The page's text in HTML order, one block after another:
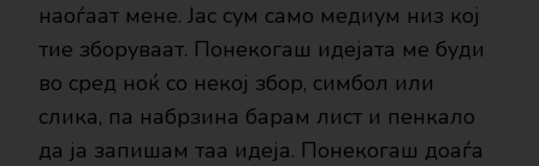
наоѓаат мене. Јас сум само медиум низ кој
тие зборуваат. Понекогаш идејата ме буди
во сред ноќ со некој збор, симбол или
слика, па набрзина барам лист и пенкало
да ја запишам таа идеја. Понекогаш доаѓа